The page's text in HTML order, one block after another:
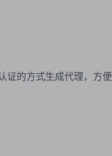
证的方式生成代理，方便